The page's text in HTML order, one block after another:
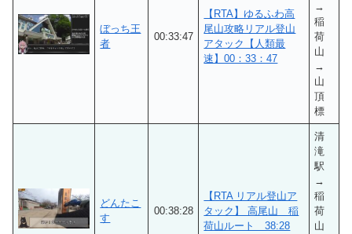
ぼっち王
者
00:33:47
【RTA】ゆるふわ高
尾山攻略リアル登山
アタック【人類最
速】00：33：47
→
稲
荷
山
→
山
頂
標
どんたこ
す
00:38:28
【RTA リアル登山ア
タック】 高尾山 稲
荷山ルート 38:28
清
滝
駅
→
稲
荷
山